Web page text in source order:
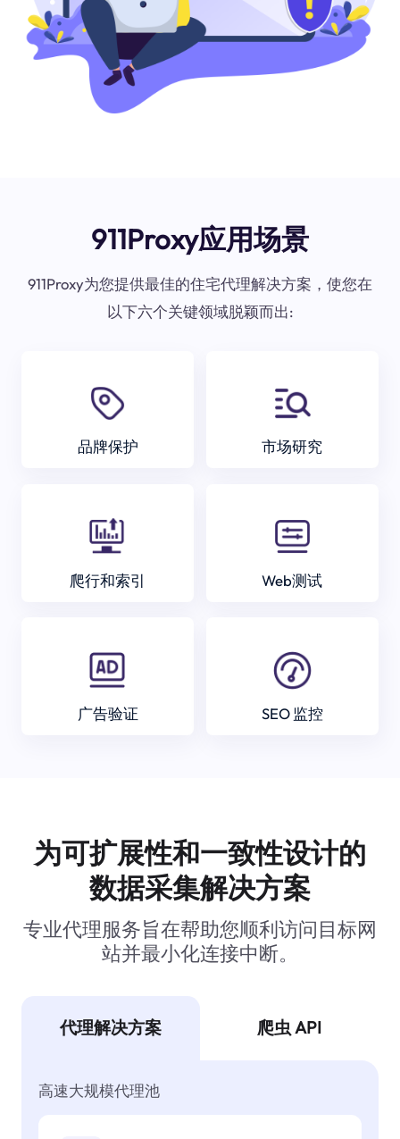
911Proxy应用场景
911Proxy为您提供最佳的住宅代理解决方案，使您在
以下六个关键领域脱颖而出:
品牌保护 市场研究
爬行和索引 Web测试
广告验证 SEO 监控
为可扩展性和一致性设计的
数据采集解决方案
专业代理服务旨在帮助您顺利访问目标网
站并最小化连接中断。
代理解决方案 爬虫 API
高速大规模代理池